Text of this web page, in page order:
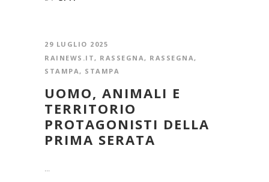
29 LUGLIO 2025
RAINEWS.IT, RASSEGNA, RASSEGNA,
STAMPA, STAMPA
UOMO, ANIMALI E
TERRITORIO
PROTAGONISTI DELLA
PRIMA SERATA
...